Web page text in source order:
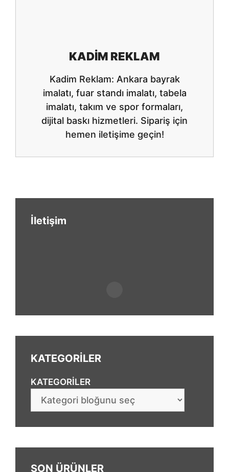
KADIM REKLAM
Kadim Reklam: Ankara bayrak
imalatı, fuar standı imalatı, tabela
imalatı, takım ve spor formaları,
dijital baskı hizmetleri. Sipariş için
hemen iletişime geçin!
İletişim
KATEGORİLER
KATEGORILER
SON ÜRÜNLER